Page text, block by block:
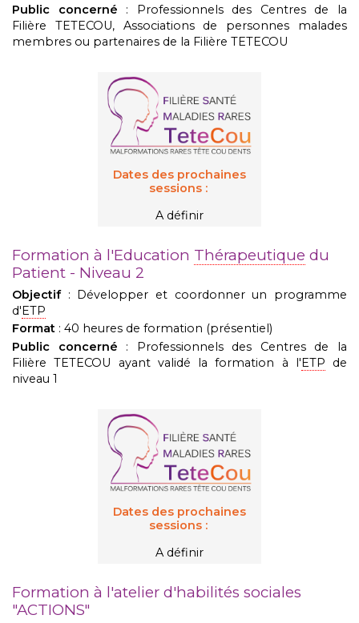
Public concerné : Professionnels des Centres de la
Filière TETECOU, Associations de personnes malades
membres ou partenaires de la Filière TETECOU
Dates des prochaines
sessions :
A définir
Formation à l'Education Thérapeutique du
Patient - Niveau 2
Objectif: Développer et coordonner un programme
d'ETP
Format : 40 heures de formation (présentiel)
Public concerné : Professionnels des Centres de la
Filière TETECOU ayant validé la formation à l'ETP de
niveau 1
Dates des prochaines
sessions :
A définir
Formation à l'atelier d'habilités sociales
"ACTIONS"